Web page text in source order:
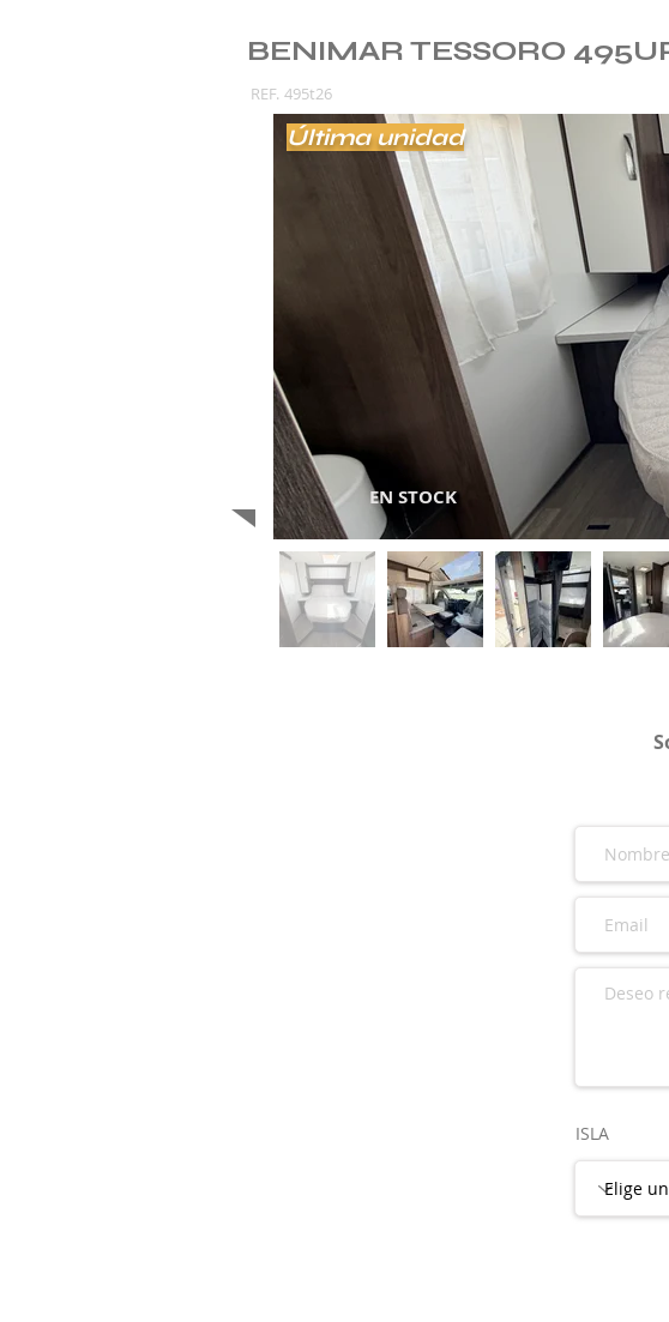
BENIMAR TESSORO
REF. 495t26
EN STOCK
Última unidad
ISLA